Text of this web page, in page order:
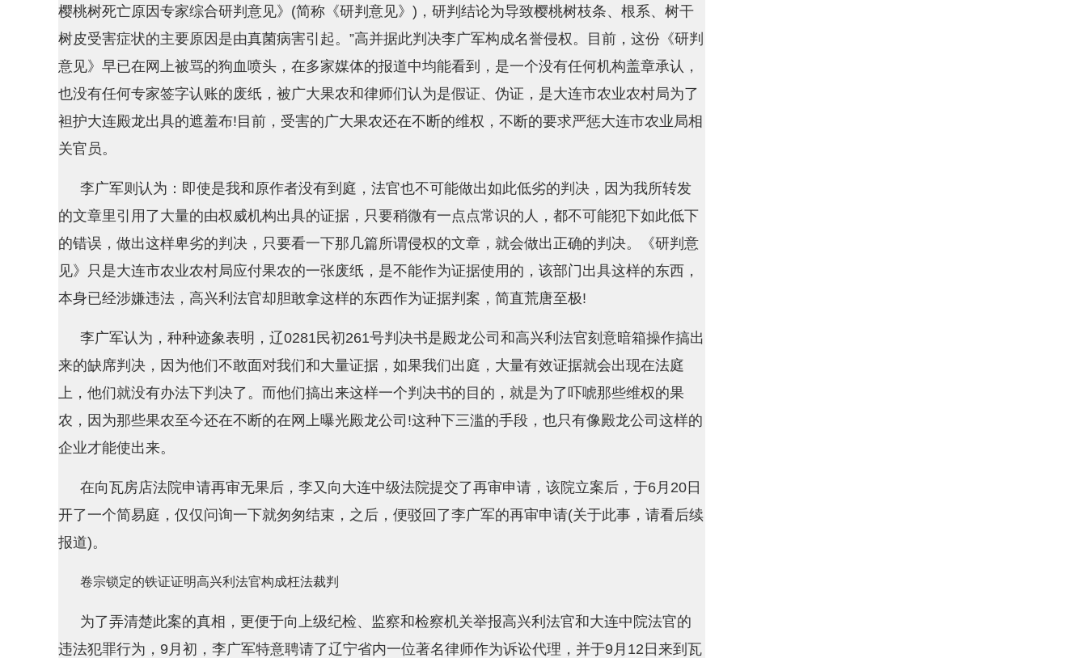
樱桃树死亡原因专家综合研判意见》(简称《研判意见》)，研判结论为导致樱桃树枝条、根系、树干
树皮受害症状的主要原因是由真菌病害引起。”高并据此判决李广军构成名誉侵权。目前，这份《研判
意见》早已在网上被骂的狗血喷头，在多家媒体的报道中均能看到，是一个没有任何机构盖章承认，
也没有任何专家签字认账的废纸，被广大果农和律师们认为是假证、伪证，是大连市农业农村局为了
袒护大连殿龙出具的遮羞布!目前，受害的广大果农还在不断的维权，不断的要求严惩大连市农业局相
关官员。
李广军则认为：即使是我和原作者没有到庭，法官也不可能做出如此低劣的判决，因为我所转发
的文章里引用了大量的由权威机构出具的证据，只要稍微有一点点常识的人，都不可能犯下如此低下
的错误，做出这样卑劣的判决，只要看一下那几篇所谓侵权的文章，就会做出正确的判决。《研判意
见》只是大连市农业农村局应付果农的一张废纸，是不能作为证据使用的，该部门出具这样的东西，
本身已经涉嫌违法，高兴利法官却胆敢拿这样的东西作为证据判案，简直荒唐至极!
李广军认为，种种迹象表明，辽0281民初261号判决书是殿龙公司和高兴利法官刻意暗箱操作搞出
来的缺席判决，因为他们不敢面对我们和大量证据，如果我们出庭，大量有效证据就会出现在法庭
上，他们就没有办法下判决了。而他们搞出来这样一个判决书的目的，就是为了吓唬那些维权的果
农，因为那些果农至今还在不断的在网上曝光殿龙公司!这种下三滥的手段，也只有像殿龙公司这样的
企业才能使出来。
在向瓦房店法院申请再审无果后，李又向大连中级法院提交了再审申请，该院立案后，于6月20日
开了一个简易庭，仅仅问询一下就匆匆结束，之后，便驳回了李广军的再审申请(关于此事，请看后续
报道)。
卷宗锁定的铁证证明高兴利法官构成枉法裁判
为了弄清楚此案的真相，更便于向上级纪检、监察和检察机关举报高兴利法官和大连中院法官的
违法犯罪行为，9月初，李广军特意聘请了辽宁省内一位著名律师作为诉讼代理，并于9月12日来到瓦